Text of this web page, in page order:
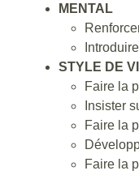
MENTAL
STYLE DE
Faire la
Insister
Faire la
Faire la